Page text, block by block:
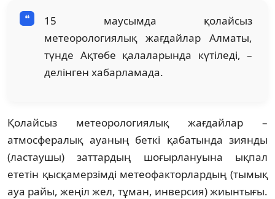
15 маусымда қолайсыз
метеорологиялық жағдайлар Алматы,
түнде Ақтөбе қалаларында күтіледі, –
делінген хабарламада.
Қолайсыз метеорологиялық жағдайлар –
атмосфералық ауаның беткі қабатында зиянды
(ластаушы) заттардың шоғырлануына ықпал
ететін қысқамерзімді метеофакторлардың (тымық
ауа райы, жеңіл жел, тұман, инверсия) жиынтығы.